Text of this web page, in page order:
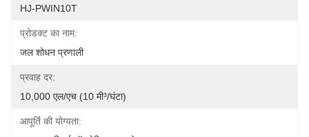
HJ-PWIN10T
प्रोडक्ट का नाम:
जल शोधन प्रणाली
प्रवाह दर:
10,000 एल/एच (10 मी³/घंटा)
आपूर्ति की योग्यता: